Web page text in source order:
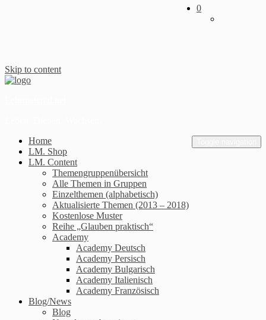
Skip to content
0
Home
LM. Shop
LM. Content
Themengruppenübersicht
Alle Themen in Gruppen
Einzelthemen (alphabetisch)
Aktualisierte Themen (2013 – 2018)
Kostenlose Muster
Reihe „Glauben praktisch“
Academy
Academy Deutsch
Academy Persisch
Academy Bulgarisch
Academy Italienisch
Academy Französisch
Blog/News
Blog